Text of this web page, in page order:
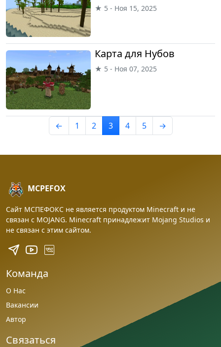
★ 5 - Ноя 15, 2025
Карта для Нубов
★ 5 - Ноя 07, 2025
← 1 2 3 4 5 →
MCPEFOX
Сайт МСПЕФОКС не является продуктом Minecraft и не
связан с MOJANG. Minecraft принадлежит Mojang Studios и
не связан с этим сайтом.
Команда
О Нас
Вакансии
Автор
Связаться